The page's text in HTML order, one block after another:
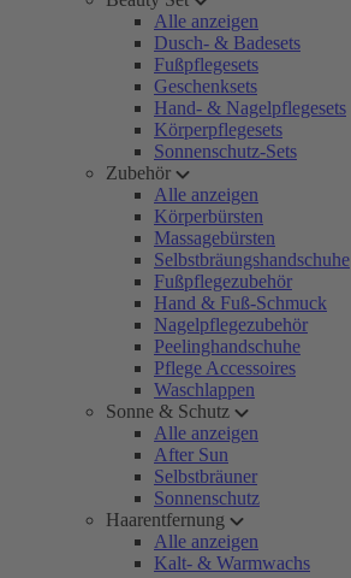
Alle anzeigen
Dusch- & Badesets
Fußpflegesets
Geschenksets
Hand- & Nagelpflegesets
Körperpflegesets
Sonnenschutz-Sets
Zubehör
Alle anzeigen
Körperbürsten
Massagebürsten
Selbstbräungshandschuhe
Fußpflegezubehör
Hand & Fuß-Schmuck
Nagelpflegezubehör
Peelinghandschuhe
Pflege Accessoires
Waschlappen
Sonne & Schutz
Alle anzeigen
After Sun
Selbstbräuner
Sonnenschutz
Haarentfernung
Alle anzeigen
Kalt- & Warmwachs